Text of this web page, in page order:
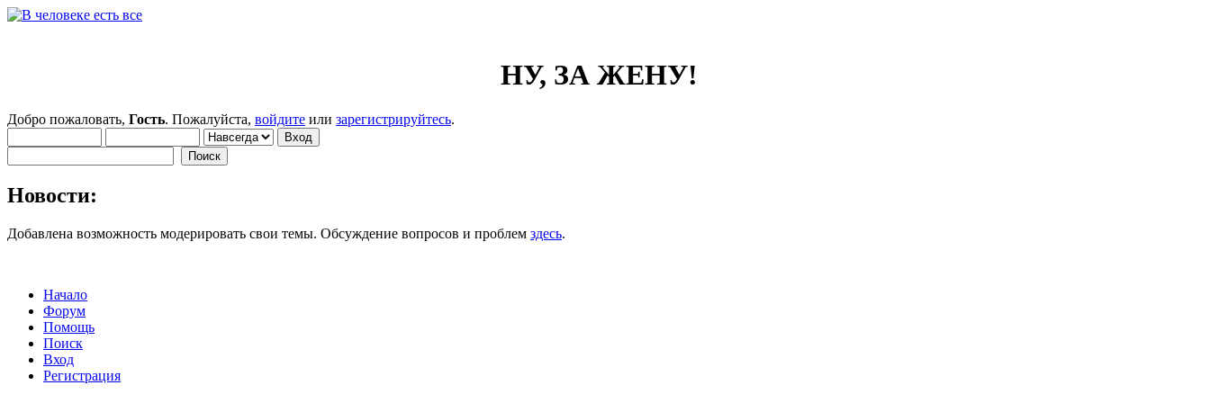
НУ, ЗА ЖЕНУ!
Добро пожаловать, Гость. Пожалуйста, войдите или зарегистрируйтесь.
Новости:
Добавлена возможность модерировать свои темы. Обсуждение вопросов и проблем здесь.
Начало
Форум
Помощь
Поиск
Вход
Регистрация